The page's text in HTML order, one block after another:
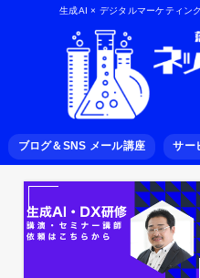
生成AI × デジタルマーケティン
ブログ＆SNS メール講座 サー